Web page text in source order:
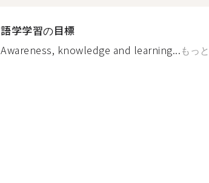
語学学習の目標
Awareness, knowledge and learning...もっ